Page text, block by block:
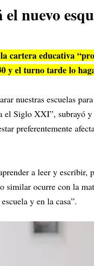
el nuevo
cartera educativa
y el turno tarde lo
nuestras escuelas
el Siglo XXI”, subrayó
preferentemente
a leer y escribir,
similar ocurre con la
y en la casa”.